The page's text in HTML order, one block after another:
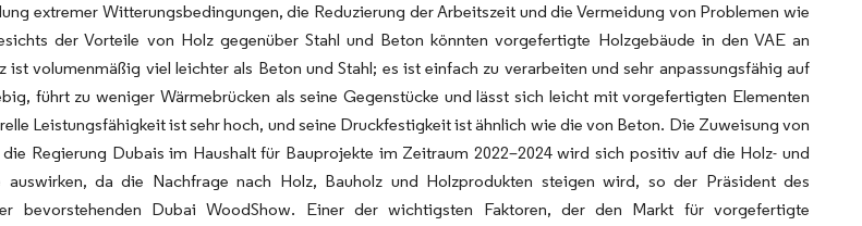
extremer Witterungsbedingungen, die Reduzierung der Arbeitszeit und die Vermeidung von Problemen wie
der Vorteile von Holz gegenüber Stahl und Beton könnten vorgefertigte Holzgebäude in den VAE an
ist volumenmäßig viel leichter als Beton und Stahl; es ist einfach zu verarbeiten und sehr anpassungsfähig auf
führt zu weniger Wärmebrücken als seine Gegenstücke und lässt sich leicht mit vorgefertigten Elementen
Leistungsfähigkeit ist sehr hoch, und seine Druckfestigkeit ist ähnlich wie die von Beton. Die Zuweisung von
die Regierung Dubais im Haushalt für Bauprojekte im Zeitraum 2022–2024 wird sich positiv auf die Holz- und
auswirken, da die Nachfrage nach Holz, Bauholz und Holzprodukten steigen wird, so der Präsident des
bevorstehenden Dubai WoodShow. Einer der wichtigsten Faktoren, der den Markt für vorgefertigte